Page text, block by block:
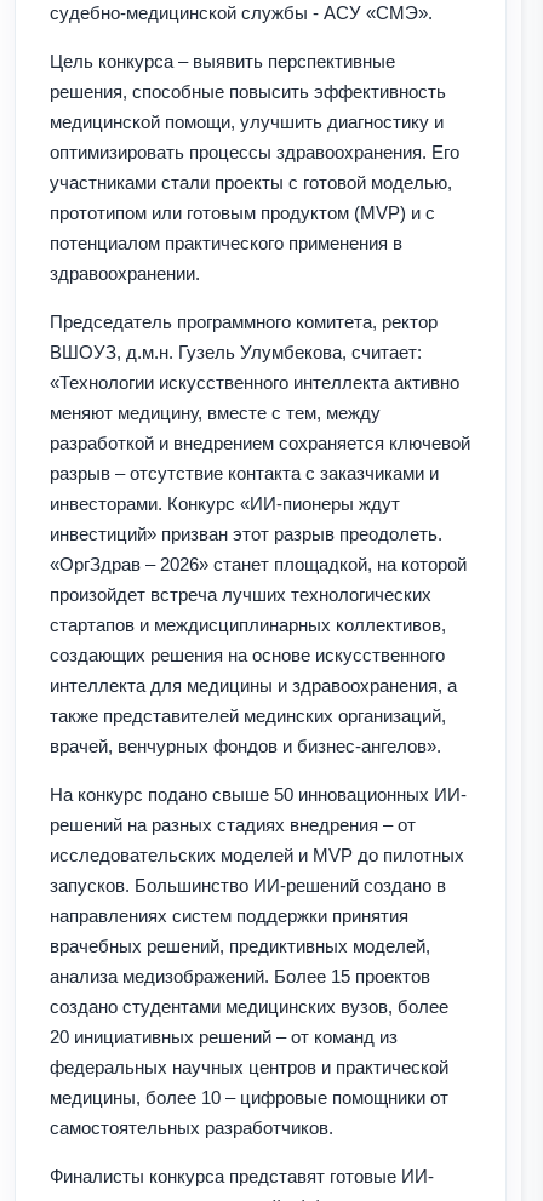
судебно-медицинской службы - АСУ «СМЭ».
Цель конкурса – выявить перспективные
решения, способные повысить эффективность
медицинской помощи, улучшить диагностику и
оптимизировать процессы здравоохранения. Его
участниками стали проекты с готовой моделью,
прототипом или готовым продуктом (MVP) и с
потенциалом практического применения в
здравоохранении.
Председатель программного комитета, ректор
ВШОУЗ, д.м.н. Гузель Улумбекова, считает:
«Технологии искусственного интеллекта активно
меняют медицину, вместе с тем, между
разработкой и внедрением сохраняется ключевой
разрыв – отсутствие контакта с заказчиками и
инвесторами. Конкурс «ИИ-пионеры ждут
инвестиций» призван этот разрыв преодолеть.
«ОргЗдрав – 2026» станет площадкой, на которой
произойдет встреча лучших технологических
стартапов и междисциплинарных коллективов,
создающих решения на основе искусственного
интеллекта для медицины и здравоохранения, а
также представителей мединских организаций,
врачей, венчурных фондов и бизнес-ангелов».
На конкурс подано свыше 50 инновационных ИИ-
решений на разных стадиях внедрения – от
исследовательских моделей и MVP до пилотных
запусков. Большинство ИИ-решений создано в
направлениях систем поддержки принятия
врачебных решений, предиктивных моделей,
анализа медизображений. Более 15 проектов
создано студентами медицинских вузов, более
20 инициативных решений – от команд из
федеральных научных центров и практической
медицины, более 10 – цифровые помощники от
самостоятельных разработчиков.
Финалисты конкурса представят готовые ИИ-